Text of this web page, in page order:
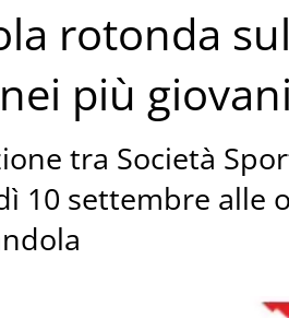
rotonda
più giovani
tra Società
10 settembre alle